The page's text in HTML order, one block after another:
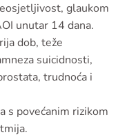
glaukom
unutar 14 dana.
dob, teže
suicidnosti,
trudnoća i
s povećanim rizikom